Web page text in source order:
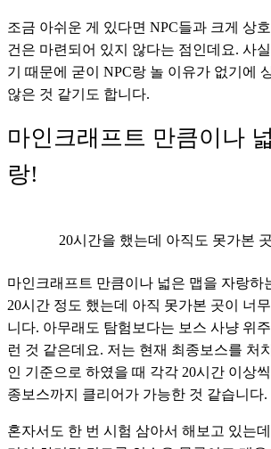
조금 아쉬운 게 있다면 NPC들과 크게 상
건은 마련되어 있지 않다는 점인데요. 사
기 때문에 굳이 NPC랑 놀 이유가 없기에
않은 것 같기도 합니다.
마인크래프트 만큼이나
랑!
20시간을 했는데 아직도 못가본
마인크래프트 만큼이나 넓은 맵을 자랑하
20시간 정도 했는데 아직 못가본 곳이 너
니다. 아무래도 탐험보다는 보스 사냥 위
런 것 같은데요. 저는 현재 최종보스를 처
인 기준으로 하였을 때 각각 20시간 이상
종보스까지 클리어가 가능한 것 같습니다.
혼자서도 한 번 시험 삼아서 해보고 있는